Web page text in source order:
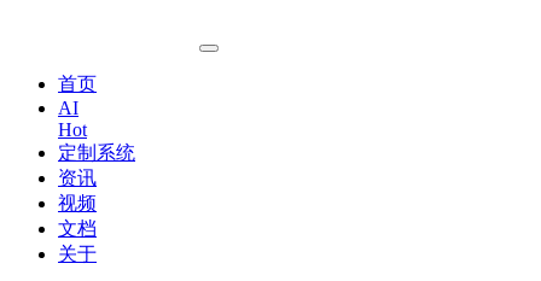
首页
AI
Hot
定制系统
资讯
视频
文档
关于